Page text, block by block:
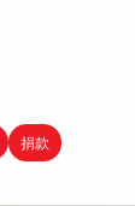
Search Button
捐款